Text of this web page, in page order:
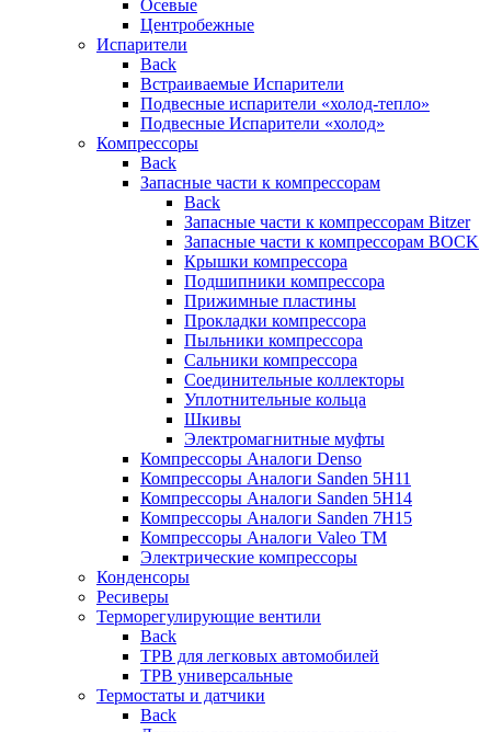
Осевые
Центробежные
Испарители
Back
Встраиваемые Испарители
Подвесные испарители «холод-тепло»
Подвесные Испарители «холод»
Компрессоры
Back
Запасные части к компрессорам
Back
Запасные части к компрессорам Bitzer
Запасные части к компрессорам BOCK
Крышки компрессора
Подшипники компрессора
Прижимные пластины
Прокладки компрессора
Пыльники компрессора
Сальники компрессора
Соединительные коллекторы
Уплотнительные кольца
Шкивы
Электромагнитные муфты
Компрессоры Аналоги Denso
Компрессоры Аналоги Sanden 5H11
Компрессоры Аналоги Sanden 5H14
Компрессоры Аналоги Sanden 7H15
Компрессоры Аналоги Valeo ТМ
Электрические компрессоры
Конденсоры
Ресиверы
Терморегулирующие вентили
Back
ТРВ для легковых автомобилей
ТРВ универсальные
Термостаты и датчики
Back